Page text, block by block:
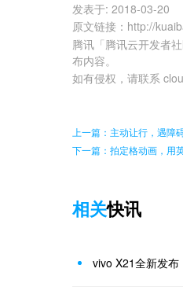
发表于: 2018-03-20
原文链接 ： http://
腾讯「腾讯云开发者
布内容。
如有侵权，请联系
上一篇：主动让行，遇
下一篇：拍定格动画，用
相关快讯
vivo X21全新发布